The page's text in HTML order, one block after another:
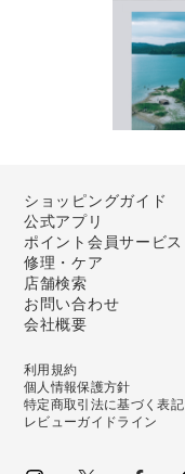
ショッピングガイド
公式アプリ
ポイント会員サービス
修理・ケア
店舗検索
お問い合わせ
会社概要
利用規約
個人情報保護方針
特定商取引法に基づく表記
レビューガイドライン